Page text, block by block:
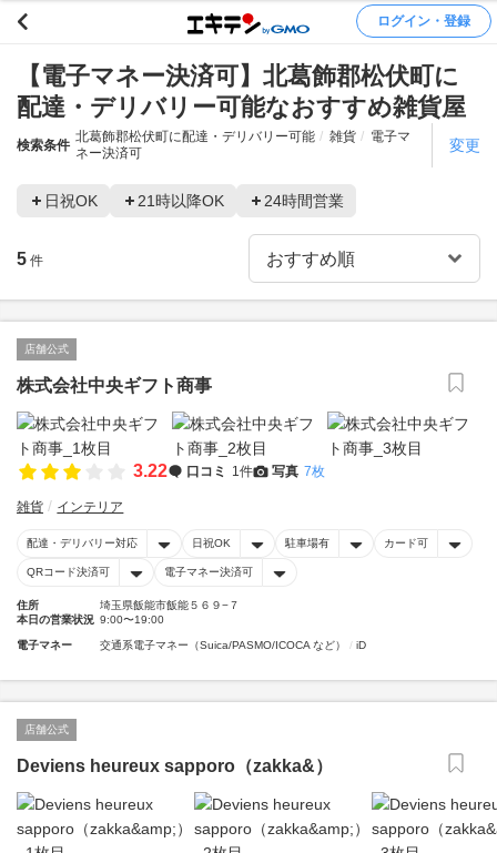
ログイン・登録
【電子マネー決済可】北葛飾郡松伏町に
配達・デリバリー可能なおすすめ雑貨屋
検索条件
北葛飾郡松伏町に配達・デリバリー可能 雑貨
電子マ
ネー決済可
変更
日祝OK 21時以降OK 24時間営業
5 件
店舗公式
株式会社中央ギフト商事
3.22 口コミ 1件 写真 7枚
雑貨 インテリア
配達・デリバリー対応 日祝OK 駐車場有 カード可
QRコード決済可 電子マネー決済可
住所
埼玉県飯能市飯能５６９−７
本日の営業状況 9:00〜19:00
電子マネー 交通系電子マネー（Suica/PASMO/ICOCA など） iD
店舗公式
Deviens heureux sapporo（zakka&）